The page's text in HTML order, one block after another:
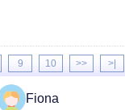
9 10 >> >|
Fiona